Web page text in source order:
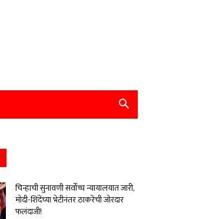
चिन्हाची सुनावणी सर्वोच्च न्यायालयात जारी,
मोदी-शिंदेंच्या भेटीनंतर ठाकरेंची जोरदार
फलंदाजी!